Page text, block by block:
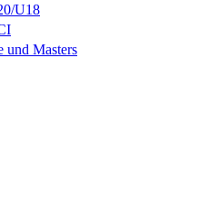
U18
und Masters